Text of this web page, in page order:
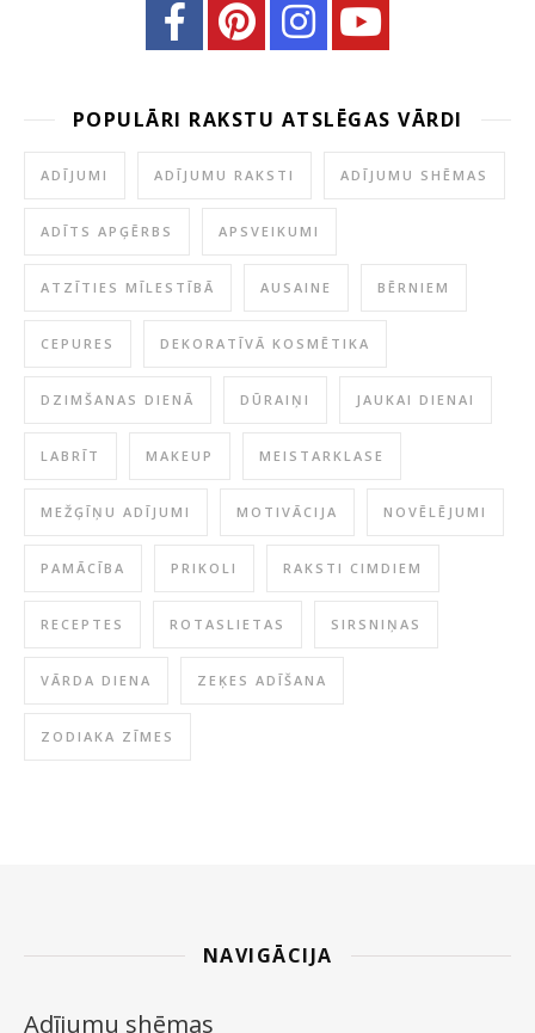
POPULĀRI RAKSTU ATSLĒGAS VĀRDI
ADĪJUMI ADĪJUMU RAKSTI ADĪJUMU SHĒMAS
ADĪTS APĢĒRBS APSVEIKUMI
ATZĪTIES MĪLESTĪBĀ AUSAINE BĒRNIEM
CEPURES DEKORATĪVĀ KOSMĒTIKA
DZIMŠANAS DIENĀ DŪRAIŅI JAUKAI DIENAI
LABRĪT MAKEUP MEISTARKLASE
MEŽĢĪŅU ADĪJUMI MOTIVĀCIJA NOVĒLĒJUMI
PAMĀCĪBA PRIKOLI RAKSTI CIMDIEM
RECEPTES ROTASLIETAS SIRSNIŅAS
VĀRDA DIENA ZEĶES ADĪŠANA
ZODIAKA ZĪMES
NAVIGĀCIJA
Adījumu shēmas